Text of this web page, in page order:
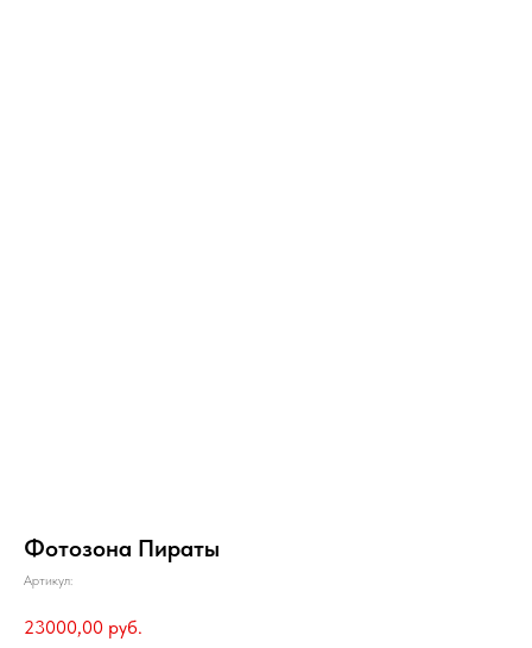
Фотозона Пираты
Артикул:
23000,00 руб.